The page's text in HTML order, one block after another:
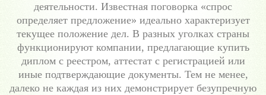
деятельности. Известная поговорка «спрос
определяет предложение» идеально характеризует
текущее положение дел. В разных уголках страны
функционируют компании, предлагающие купить
диплом с реестром, аттестат с регистрацией или
иные подтверждающие документы. Тем не менее,
далеко не каждая из них демонстрирует безупречную